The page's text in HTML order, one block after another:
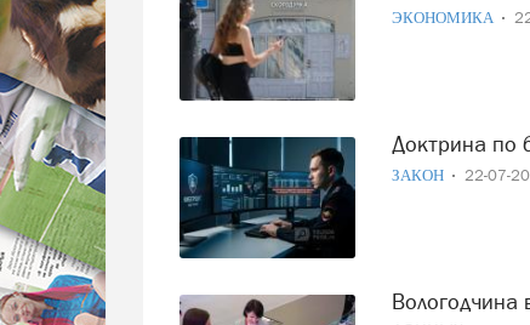
ЭКОНОМИКА
Доктрина
ЗАКОН 22-07-
Вологодчина внедряет передовые решения для защиты